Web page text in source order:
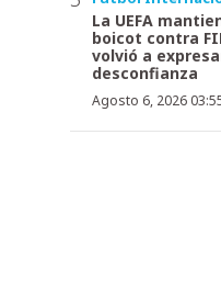
La UEFA
boicot contra
volvió a
desconfianza
Agosto 6, 2026